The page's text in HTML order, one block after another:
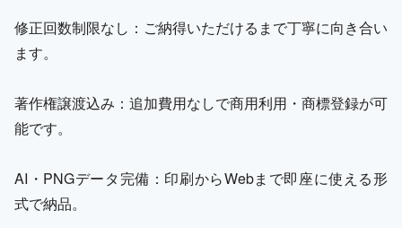
修正回数制限なし：ご納得いただけるまで丁寧に向き合い
ます。
著作権譲渡込み：追加費用なしで商用利用・商標登録が可
能です。
AI・PNGデータ完備：印刷からWebまで即座に使える形
式で納品。